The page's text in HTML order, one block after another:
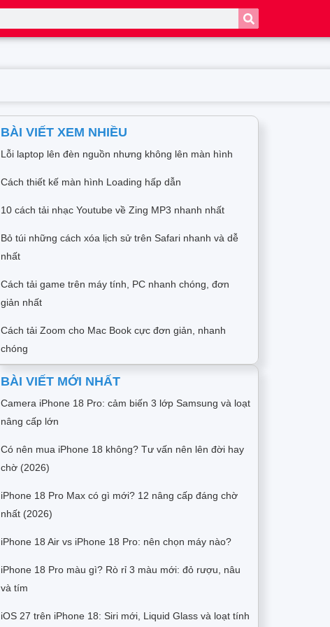
BÀI VIẾT XEM NHIỀU
Lỗi laptop lên đèn nguồn nhưng không lên màn hình
Cách thiết kế màn hình Loading hấp dẫn
10 cách tải nhạc Youtube về Zing MP3 nhanh nhất
Bỏ túi những cách xóa lịch sử trên Safari nhanh và dễ
nhất
Cách tải game trên máy tính, PC nhanh chóng, đơn
giản nhất
Cách tải Zoom cho Mac Book cực đơn giản, nhanh
chóng
BÀI VIẾT MỚI NHẤT
Camera iPhone 18 Pro: cảm biến 3 lớp Samsung và loạt
nâng cấp lớn
Có nên mua iPhone 18 không? Tư vấn nên lên đời hay
chờ (2026)
iPhone 18 Pro Max có gì mới? 12 nâng cấp đáng chờ
nhất (2026)
iPhone 18 Air vs iPhone 18 Pro: nên chọn máy nào?
iPhone 18 Pro màu gì? Rò rỉ 3 màu mới: đỏ rượu, nâu
và tím
iOS 27 trên iPhone 18: Siri mới, Liquid Glass và loạt tính